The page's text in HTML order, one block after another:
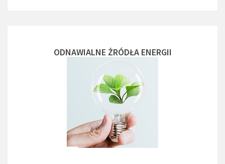
ODNAWIALNE ŻRÓDŁA ENERGII